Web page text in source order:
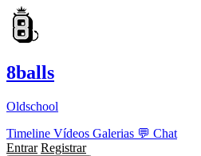
8balls
Oldschool
Timeline Vídeos Galerias 💬 Chat
Entrar Registrar